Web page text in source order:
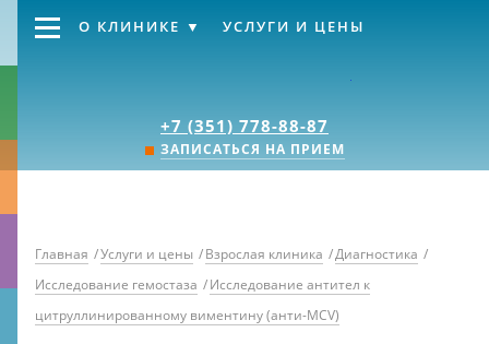
+7 (351) 778-88-87
ЗАПИСАТЬСЯ НА ПРИЕМ
О КЛИНИКЕ УСЛУГИ И ЦЕНЫ
Главная /Услуги и цены /Взрослая клиника /Диагностика /
Исследование гемостаза /Исследование антител к
цитруллинированному виментину (анти-MCV)